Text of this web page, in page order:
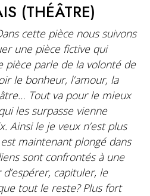
(THÉÂTRE)
cette pièce nous suivons
une pièce fictive qui
pièce parle de la volonté de
le bonheur, l’amour, la
Tout va pour le mieux
les surpasse vienne
Ainsi le je veux n’est plus
maintenant plongé dans
sont confrontés à une
capituler, le
tout le reste? Plus fort